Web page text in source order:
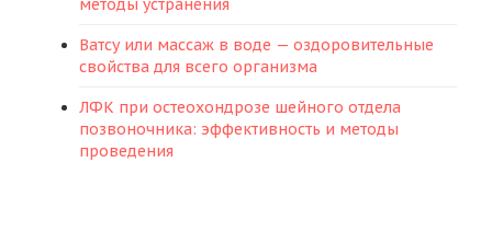
методы устранения
Ватсу или массаж в воде — оздоровительные
свойства для всего организма
ЛФК при остеохондрозе шейного отдела
позвоночника: эффективность и методы
проведения